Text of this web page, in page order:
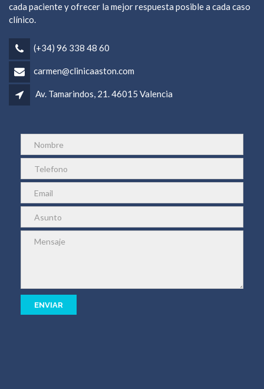
cada paciente y ofrecer la mejor respuesta posible a cada caso
clínico.
(+34) 96 338 48 60
carmen@clinicaaston.com
Av. Tamarindos, 21. 46015 Valencia